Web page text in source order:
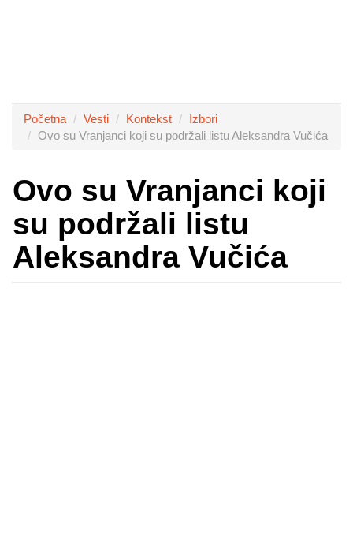
Početna Vesti Kontekst
Izbori
Ovo su Vranjanci koji su podržali listu Aleksandra Vučića
Ovo su Vranjanci koji
su podržali listu
Aleksandra Vučića